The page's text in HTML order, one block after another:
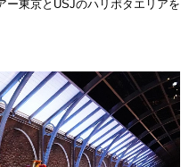
ー東京とUSJのハリポタエリアを